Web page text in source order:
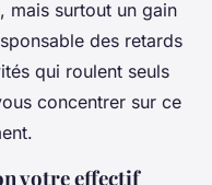
mais surtout un gain
des retards
qui roulent seuls
concentrer sur ce
votre effectif